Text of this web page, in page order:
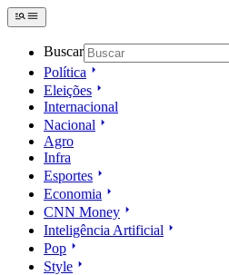
Buscar
Política
Eleições
Internacional
Nacional
Agro
Infra
Esportes
Economia
CNN Money
Inteligência Artificial
Pop
Style